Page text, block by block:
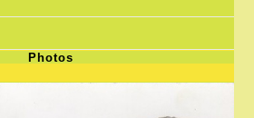
Photos